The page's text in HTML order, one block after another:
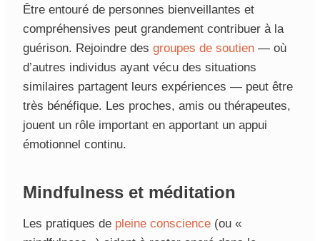
Être entouré de personnes bienveillantes et
compréhensives peut grandement contribuer à la
guérison. Rejoindre des groupes de soutien — où
d’autres individus ayant vécu des situations
similaires partagent leurs expériences — peut être
très bénéfique. Les proches, amis ou thérapeutes,
jouent un rôle important en apportant un appui
émotionnel continu.
Mindfulness et méditation
Les pratiques de pleine conscience (ou «